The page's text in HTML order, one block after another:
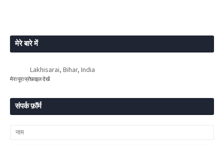
मेरे बारे में
Lakhisarai, Bihar, India
मेरा पूरा प्रोफ़ाइल देखें
संपर्क फ़ॉर्म